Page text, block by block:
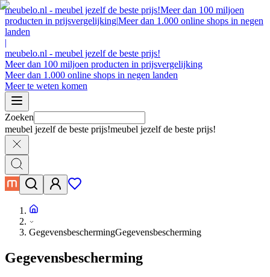
meubelo.nl - meubel jezelf de beste prijs!Meer dan 100 miljoen
producten in prijsvergelijking|Meer dan 1.000 online shops in negen
landen
|
meubelo.nl - meubel jezelf de beste prijs!
Meer dan 100 miljoen producten in prijsvergelijking
Meer dan 1.000 online shops in negen landen
Meer te weten komen
Zoeken
meubel jezelf de beste prijs!meubel jezelf de beste prijs!
GegevensbeschermingGegevensbescherming
Gegevensbescherming